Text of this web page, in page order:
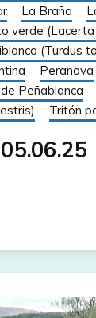
La Braña
verde (Lacerta
(Turdus
Peranava
Peñablanca
Tritón